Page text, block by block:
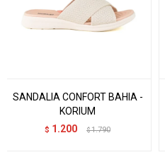
SANDALIA CONFORT BAHIA -
KORIUM
$ 1.200 $ 1.790